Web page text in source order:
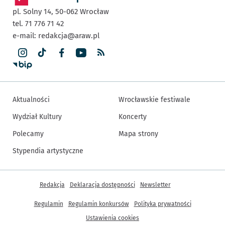
pl. Solny 14, 50-062 Wrocław
tel. 71 776 71 42
e-mail: redakcja@araw.pl
Aktualności
Wydział Kultury
Polecamy
Stypendia artystyczne
Wrocławskie festiwale
Koncerty
Mapa strony
Inne informacje
Redakcja Deklaracja dostępności Newsletter
Regulamin Regulamin konkursów
Polityka prywatności
Ustawienia cookies